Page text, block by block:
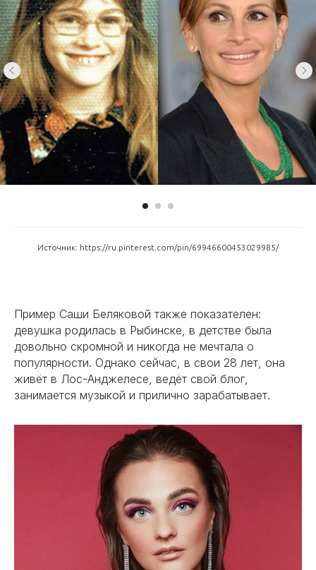
Источник: https://ru.pinterest.com/pin/69946600453029985/
Пример Саши Беляковой также показателен:
девушка родилась в Рыбинске, в детстве была
довольно скромной и никогда не мечтала о
популярности. Однако сейчас, в свои 28 лет, она
живёт в Лос-Анджелесе, ведёт свой блог,
занимается музыкой и прилично зарабатывает.